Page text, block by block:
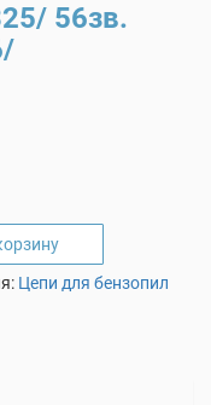
56зв.
Цепи для бензопил